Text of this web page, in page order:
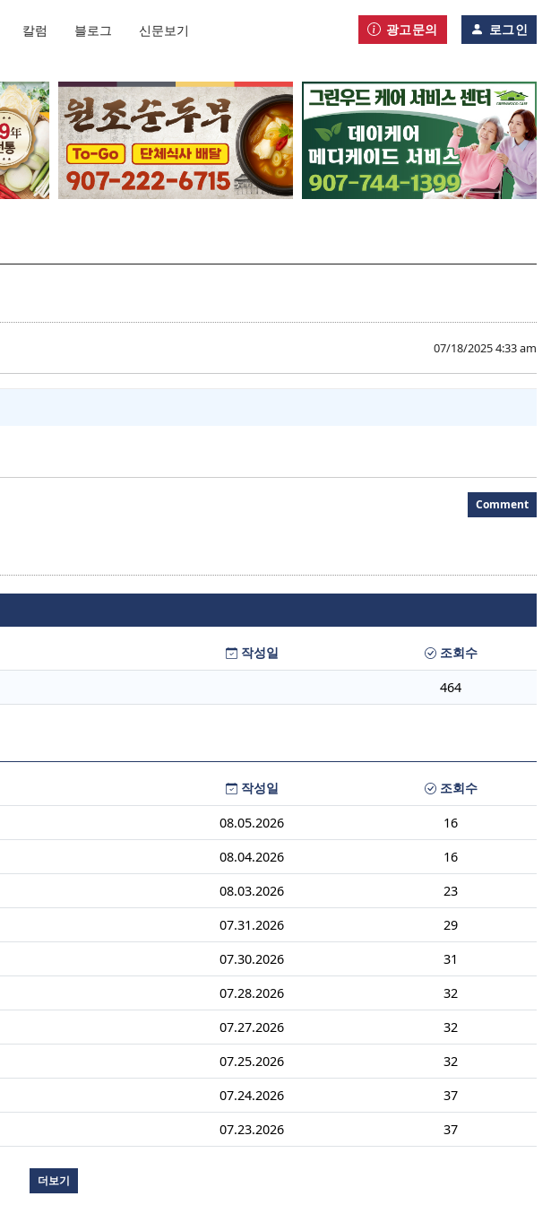
칼럼 블로그 신문보기 광고문의 로그인
07/18/2025 4:33 am
Comment
작성일 조회수
464
작성일 조회수
08.05.2026 16
08.04.2026 16
08.03.2026 23
07.31.2026 29
07.30.2026 31
07.28.2026 32
07.27.2026 32
07.25.2026 32
07.24.2026 37
07.23.2026 37
더보기